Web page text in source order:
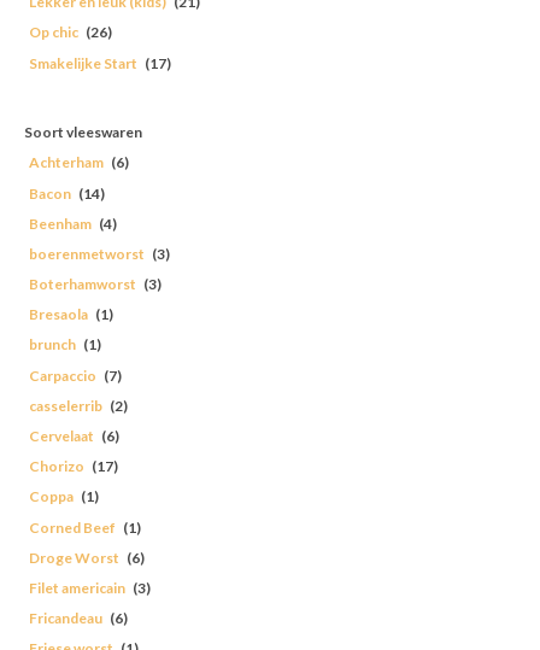
Op chic (26)
Smakelijke Start (17)
Soort vleeswaren
Achterham (6)
Bacon (14)
Beenham (4)
boerenmetworst (3)
Boterhamworst (3)
Bresaola (1)
brunch (1)
Carpaccio (7)
casselerrib (2)
Cervelaat (6)
Chorizo (17)
Coppa (1)
Corned Beef (1)
Droge Worst (6)
Filet americain (3)
Fricandeau (6)